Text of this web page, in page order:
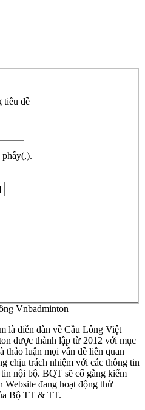
tiêu đề
phẩy(,).
Vnbadminton
là diễn đàn về Cầu Lông Việt
được thành lập từ 2012 với mục
thảo luận mọi vấn đề liên quan
chịu trách nhiệm với các thông tin
nội bộ. BQT sẽ cố gắng kiểm
Website đang hoạt động thử
Bộ TT & TT.